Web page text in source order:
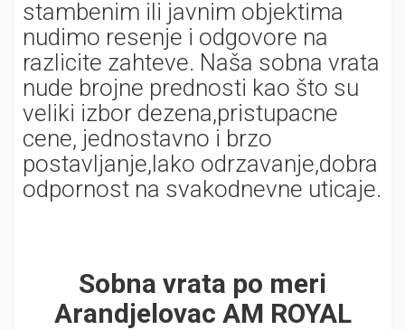
stambenim ili javnim objektima
nudimo resenje i odgovore na
razlicite zahteve. Naša sobna vrata
nude brojne prednosti kao što su
veliki izbor dezena,pristupacne
cene, jednostavno i brzo
postavljanje,lako odrzavanje,dobra
odpornost na svakodnevne uticaje.
Sobna vrata po meri
Arandjelovac AM ROYAL